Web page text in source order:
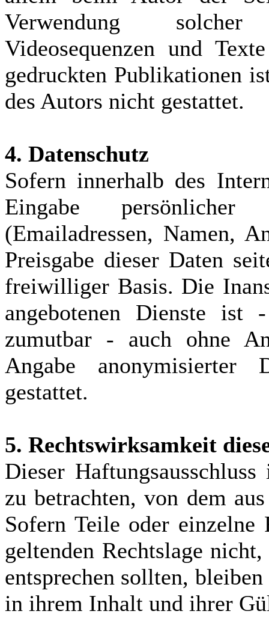
Verwendung
Videosequenzen und
gedruckten Publikationen
des Autors nicht gestattet.
4. Datenschutz
Sofern innerhalb des
Eingabe
(Emailadressen, Namen,
Preisgabe dieser Daten
freiwilliger Basis. Die
angebotenen Dienste ist
zumutbar - auch ohne
Angabe anonymisierter
gestattet.
5. Rechtswirksamkeit
Dieser
zu betrachten, von dem
Sofern Teile oder einzelne
geltenden Rechtslage
entsprechen sollten,
in ihrem Inhalt und ihrer